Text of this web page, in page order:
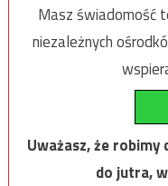
Masz świadomość
niezależnych
Uważasz, że
do jutra,